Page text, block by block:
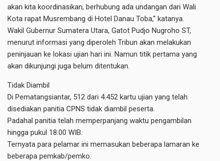
akan kita koordinasikan, berhubung ada undangan dari Wali
Kota rapat Musrembang di Hotel Danau Toba,” katanya.
Wakil Gubernur Sumatera Utara, Gatot Pudjo Nugroho ST,
menurut informasi yang diperoleh Tribun akan melakukan
peninjauan ke lokasi ujian hari ini. Namun titik pertama yang
akan dikunjungi juga belum ditentukan.
Tidak Diambil
Di Pematangsiantar, 512 dari 4.452 kartu ujian yang telah
disediakan panitia CPNS tidak diambil peserta.
Padahal panitia telah memperpanjang waktu pengambilan
hingga pukul 18.00 WIB.
Ternyata para pelamar ini memasukan beberapa lamaran ke
beberapa pemkab/pemko.